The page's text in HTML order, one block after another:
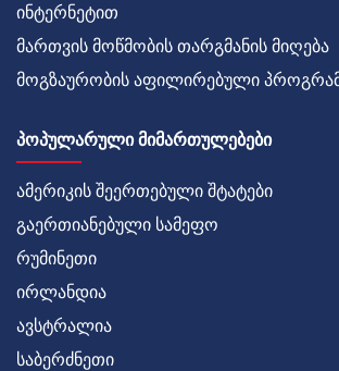
ინტერნეტით
მართვის მოწმობის თარგმანის მიღება
მოგზაურობის აფილირებული
ᲞᲝᲞᲣᲚᲐᲠᲣᲚᲘ ᲛᲘᲛᲐᲠᲗᲣᲚᲔᲑᲔᲑᲘ
ამერიკის შეერთებული შტატები
გაერთიანებული სამეფო
რუმინეთი
ირლანდია
ავსტრალია
საბერძნეთი